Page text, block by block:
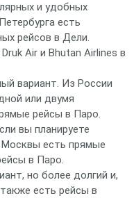
и удобных
есть
рейсов в Дели.
Air и Bhutan Airlines в
вариант. Из России
или двумя
рейсы в Паро.
вы планируете
есть прямые
в Паро.
но более долгий и,
есть рейсы в